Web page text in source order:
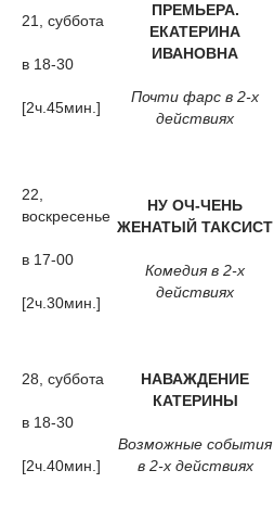
21, суббота
в 18-30
[2ч.45мин.]
ПРЕМЬЕРА.
ЕКАТЕРИНА
ИВАНОВНА
Почти фарс в 2-х
действиях
22,
воскресенье
в 17-00
[2ч.30мин.]
НУ ОЧ-ЧЕНЬ
ЖЕНАТЫЙ ТАКСИСТ
Комедия в 2-х
действиях
28, суббота
в 18-30
[2ч.40мин.]
НАВАЖДЕНИЕ
КАТЕРИНЫ
Возможные события
в 2-х действиях